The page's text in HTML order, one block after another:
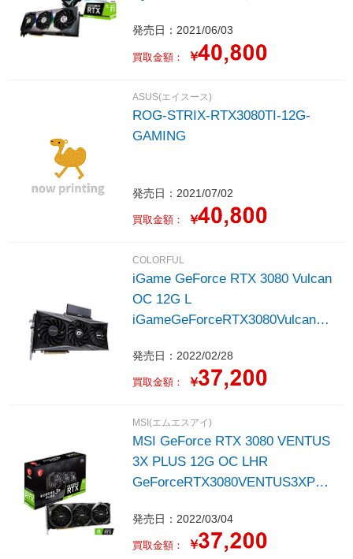
発売日：2021/06/03
買取金額： ￥
ASUS(エイスース)
ROG-STRIX-RTX3080TI-12G-
GAMING
発売日：2021/07/02
買取金額： ￥
COLORFUL
iGame GeForce RTX 3080 Vulcan
OC 12G L
iGameGeForceRTX3080VulcanO
/12GB］
発売日：2022/02/28
買取金額： ￥
MSI(エムエスアイ)
MSI GeForce RTX 3080 VENTUS
3X PLUS 12G OC LHR
GeForceRTX3080VENTUS3XPLU
発売日：2022/03/04
買取金額： ￥